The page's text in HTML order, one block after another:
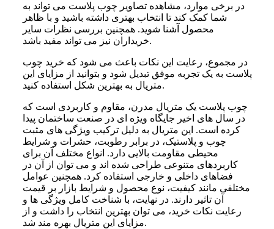
در برخی موارد، مشاهده تصاویر چوب پلاست می تواند به
شما کمک کند تا انتخاب بهتری داشته باشید و با ظاهر
محصول آشنا شوید. همچنین بررسی نظرات سایر
خریداران نیز می تواند مفید باشد.
در مجموع، رعایت این نکات باعث می شود که خرید چوب
پلاست به یک تجربه موفق تبدیل شود و بتوانید از مزایای این
متریال به بهترین شکل استفاده کنید.
چوب پلاست یک متریال مدرن، مقاوم و کاربردی است که
در سال های اخیر جایگاه ویژه ای در صنعت ساختمان پیدا
کرده است. این متریال به دلیل ترکیب ویژگی های مثبت
چوب و پلاستیک، در برابر رطوبت، حشرات و شرایط
محیطی مقاومت بالایی دارد. انواع مختلف آن برای
کاربردهای متنوعی طراحی شده اند و می توان از آن در
فضاهای داخلی و خارجی استفاده کرد. همچنین عوامل
مختلفی مانند کیفیت، نوع محصول و شرایط بازار بر قیمت
آن تاثیر دارند. در نهایت، با شناخت کامل ویژگی ها و
رعایت نکات خرید، می توان بهترین انتخاب را داشت و از
مزایای این متریال بهره مند شد.